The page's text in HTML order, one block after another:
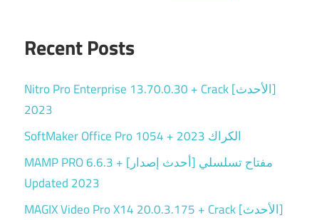
Recent Posts
Nitro Pro Enterprise 13.70.0.30 + Crack [الأحدث]
2023
SoftMaker Office Pro 1054 + الكراك 2023
MAMP PRO 6.6.3 + مفتاح تسلسلي [أحدث إصدار]
Updated 2023
MAGIX Video Pro X14 20.0.3.175 + Crack [الأحدث]